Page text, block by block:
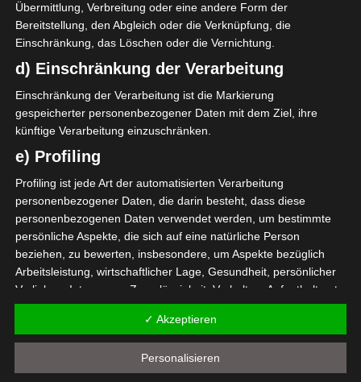
Titelbild: Foto zur Illustration
Quelle:Ministerium für Jugend und Sport
33. Afrika-Cup CAN 2022: Die Liste der Spiele (Tune
sische Zeit)
Spieltag 9 der Ligue 1 Pro Tunesien 26. Feb – 6. Mrz
2022 – Rückrunde
Die nächsten Begegnungen
SPIELTAG 1
22 Aug. 2026
16:30
PS Sakiet Eddaïer
- -
JS Omrane
- -
Übermittlung, Verbreitung oder eine andere Form der
Bereitstellung, den Abgleich oder die Verknüpfung, die
Einschränkung, das Löschen oder die Vernichtung.
d) Einschränkung der Verarbeitung
Einschränkung der Verarbeitung ist die Markierung
gespeicherter personenbezogener Daten mit dem Ziel, ihre
künftige Verarbeitung einzuschränken.
e) Profiling
Profiling ist jede Art der automatisierten Verarbeitung
personenbezogener Daten, die darin besteht, dass diese
personenbezogenen Daten verwendet werden, um bestimmte
persönliche Aspekte, die sich auf eine natürliche Person
beziehen, zu bewerten, insbesondere, um Aspekte bezüglich
Arbeitsleistung, wirtschaftlicher Lage, Gesundheit, persönlicher
Vorlieben, Interessen, Zuverlässigkeit, Verhalten, Aufenthaltsort
oder Ortswechsel dieser natürlichen Person zu analysieren oder
f) Pseudonymisierung
Pseudonymisierung ist die Verarbeitung personenbezogener
✓ Akzeptieren
Personalisieren